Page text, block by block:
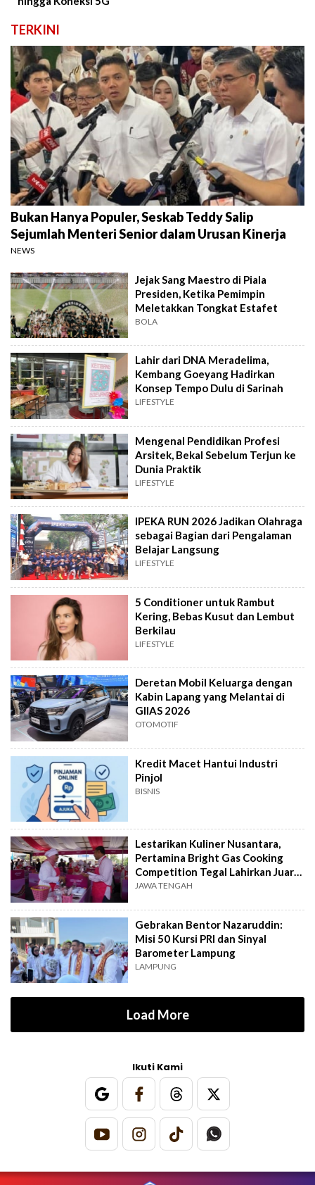
TERKINI
Bukan Hanya Populer, Seskab Teddy Salip
Sejumlah Menteri Senior dalam Urusan Kinerja
NEWS
Jejak Sang Maestro di Piala
Presiden, Ketika Pemimpin
Meletakkan Tongkat Estafet
BOLA
Lahir dari DNA Meradelima,
Kembang Goeyang Hadirkan
Konsep Tempo Dulu di Sarinah
LIFESTYLE
Mengenal Pendidikan Profesi
Arsitek, Bekal Sebelum Terjun ke
Dunia Praktik
LIFESTYLE
IPEKA RUN 2026 Jadikan Olahraga
sebagai Bagian dari Pengalaman
Belajar Langsung
LIFESTYLE
5 Conditioner untuk Rambut
Kering, Bebas Kusut dan Lembut
Berkilau
LIFESTYLE
Deretan Mobil Keluarga dengan
Kabin Lapang yang Melantai di
GIIAS 2026
OTOMOTIF
Kredit Macet Hantui Industri
Pinjol
BISNIS
Lestarikan Kuliner Nusantara,
Pertamina Bright Gas Cooking
Competition Tegal Lahirkan Juara
Baru
JAWA TENGAH
Gebrakan Bentor Nazaruddin:
Misi 50 Kursi PRI dan Sinyal
Barometer Lampung
LAMPUNG
Load More
Ikuti Kami